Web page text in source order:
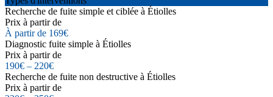
Recherche de fuite simple et ciblée à Étiolles
Prix à partir de
À partir de 169€
Diagnostic fuite simple à Étiolles
Prix à partir de
190€ – 220€
Recherche de fuite non destructive à Étiolles
Prix à partir de